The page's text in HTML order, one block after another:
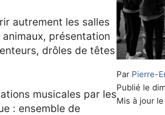
autrement les salles
présentation
drôles de têtes
musicales par les
: ensemble de
Par Pierre-
Publié le
Mis à jour